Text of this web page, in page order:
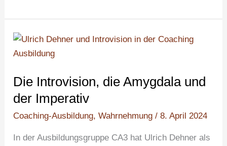
Die Introvision, die Amygdala und
der Imperativ
Coaching-Ausbildung,Wahrnehmung /8. April 2024
In der Ausbildungsgruppe CA3 hat Ulrich Dehner als
Die
Introvision,
Amygdala
und
Imperativ